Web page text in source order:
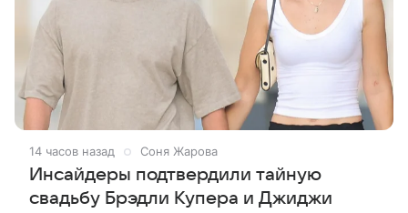
14 часов назад Соня Жарова
Инсайдеры подтвердили тайную
свадьбу Брэдли Купера и Джиджи